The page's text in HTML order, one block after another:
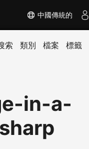
中國傳統的
索 類別 檔案 標籤
in-a-